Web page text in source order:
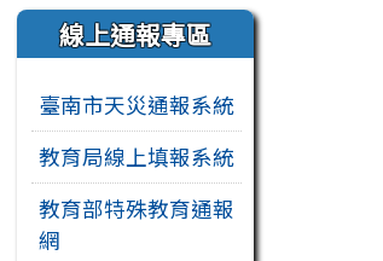
線上通報專區
臺南市天災通報系統
教育局線上填報系統
教育部特殊教育通報
網